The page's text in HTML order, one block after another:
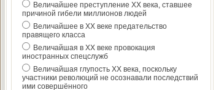
Величайшее преступление ХХ века, ставшее
причиной гибели миллионов людей
Величайшее в ХХ веке предательство
правящего класса
Величайшая в ХХ веке провокация
иностранных спецслужб
Величайшая глупость ХХ века, поскольку
участники революций не осознавали последствий
ими совершённого